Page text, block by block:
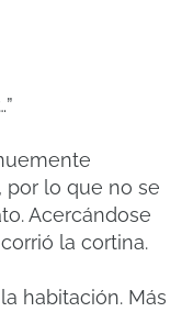
por lo que no se
Acercándose
la cortina.
habitación. Más